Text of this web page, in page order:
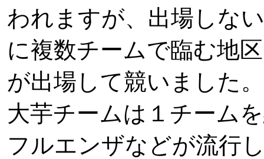
われますが、出場しな
に複数チームで臨む地
が出場して競いました。
大芋チームは１チーム
フルエンザなどが流行